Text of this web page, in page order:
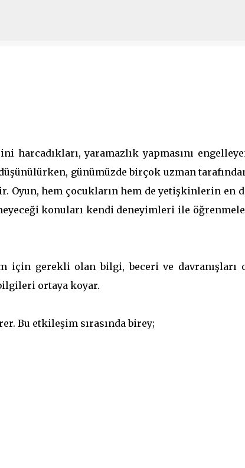
harcadıkları, yaramazlık yapmasını
günümüzde birçok uzman
Oyun, hem çocukların hem de yetişkinlerin en
konuları kendi deneyimleri ile
için gerekli olan bilgi, beceri ve davranışları
ortaya koyar.
Bu etkileşim sırasında birey;